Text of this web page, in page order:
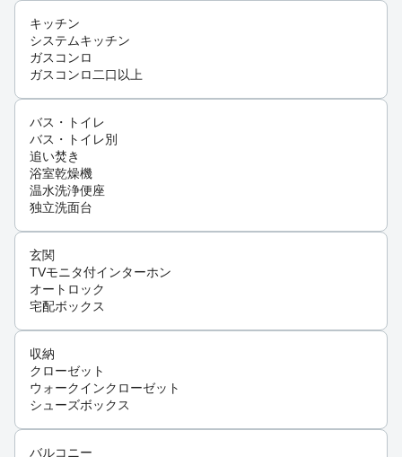
キッチン
システムキッチン
ガスコンロ
ガスコンロ二口以上
バス・トイレ
バス・トイレ別
追い焚き
浴室乾燥機
温水洗浄便座
独立洗面台
玄関
TVモニタ付インターホン
オートロック
宅配ボックス
収納
クローゼット
ウォークインクローゼット
シューズボックス
バルコニー